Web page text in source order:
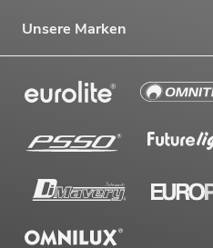
Unsere Marken